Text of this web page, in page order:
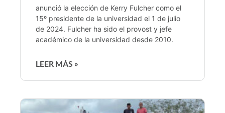
anunció la elección de Kerry Fulcher como el
15º presidente de la universidad el 1 de julio
de 2024. Fulcher ha sido el provost y jefe
académico de la universidad desde 2010.
LEER MÁS »